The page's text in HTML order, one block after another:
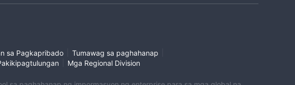
sa Pagkapribado Tumawag sa paghahanap
Mga Regional Division